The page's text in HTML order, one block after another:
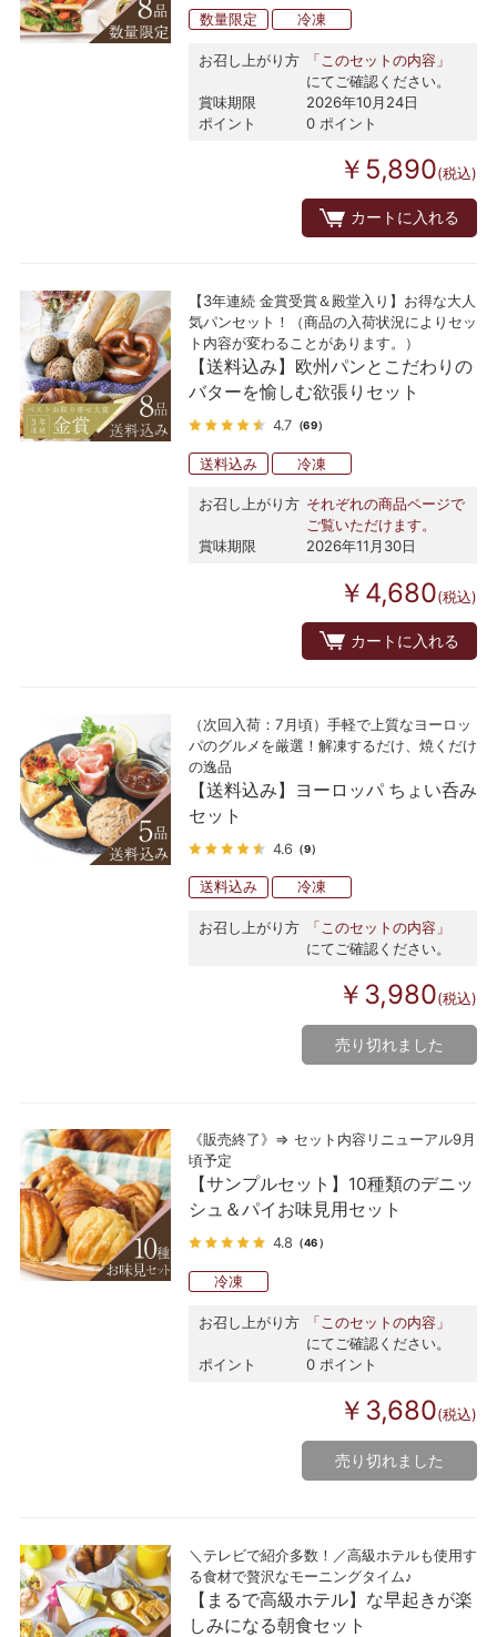
数量限定 冷凍
お召し上がり方
「このセットの内容」
にてご確認ください。
賞味期限
2026年10月24日
ポイント
0 ポイント
￥5,890(税込)
カートに入れる
【3年連続 金賞受賞＆殿堂入り】お得な大人
気パンセット！（商品の入荷状況によりセッ
ト内容が変わることがあります。）
【送料込み】欧州パンとこだわりの
バターを愉しむ欲張りセット
4.7 （69）
送料込み 冷凍
お召し上がり方 それぞれの商品ページで
ご覧いただけます。
賞味期限
2026年11月30日
￥4,680(税込)
カートに入れる
（次回入荷：7月頃）手軽で上質なヨーロッ
パのグルメを厳選！解凍するだけ、焼くだけ
の逸品
【送料込み】ヨーロッパ ちょい呑み
セット
4.6 （9）
送料込み 冷凍
お召し上がり方
「このセットの内容」
にてご確認ください。
￥3,980(税込)
売り切れました
《販売終了》⇒ セット内容リニューアル9月
頃予定
【サンプルセット】10種類のデニッ
シュ＆パイお味見用セット
4.8 （46）
冷凍
お召し上がり方
「このセットの内容」
にてご確認ください。
ポイント
0 ポイント
￥3,680(税込)
売り切れました
＼テレビで紹介多数！／高級ホテルも使用す
る食材で贅沢なモーニングタイム♪
【まるで高級ホテル】な早起きが楽
しみになる朝食セット